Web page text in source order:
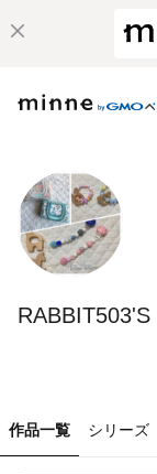
作品一覧 シリーズ